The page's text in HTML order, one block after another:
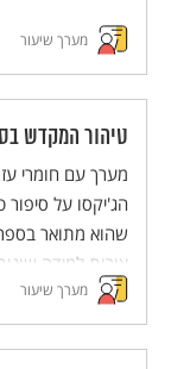
מערך שיעור
טיהור המקדש
מערך עם חומרי
הג'יקסו על
שהוא מתואר
צורות למידה
לעבודה קבוצתית
חלק פעיל.
מסדרת מערכי
מערך שיעור